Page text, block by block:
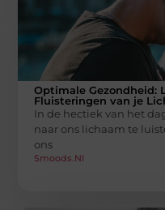
Optimale Gezondheid:
Fluisteringen van je
In de hectiek van het
naar ons lichaam te
ons
Smoods.nl